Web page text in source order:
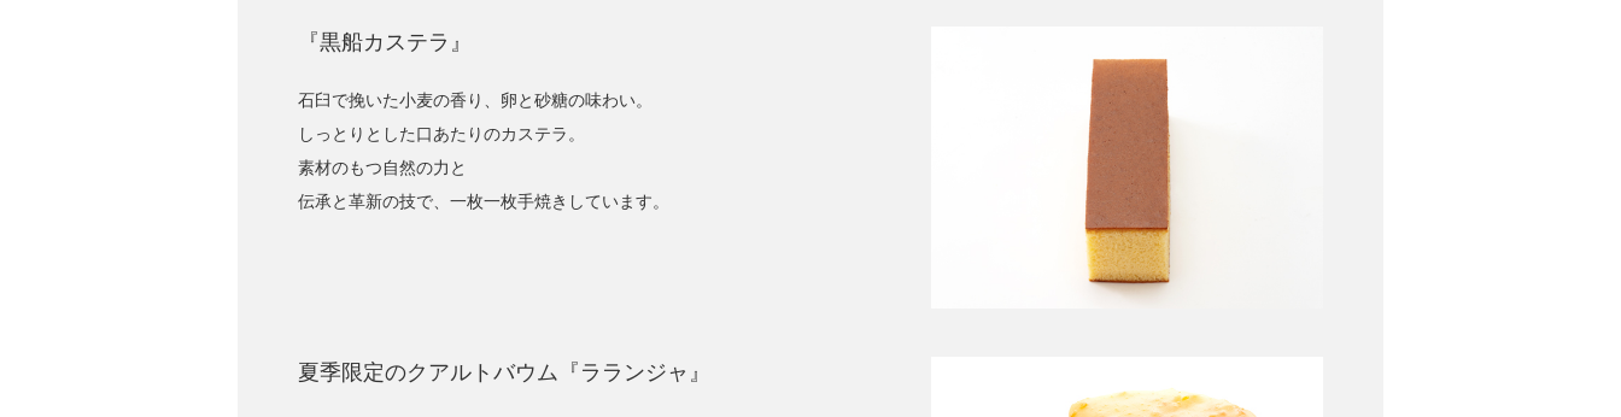
『黒船カステラ』
石臼で挽いた小麦の香り、卵と砂糖の味わい。
しっとりとした口あたりのカステラ。
素材のもつ自然の力と
伝承と革新の技で、一枚一枚手焼きしています。
夏季限定のクアルトバウム『ラランジャ』